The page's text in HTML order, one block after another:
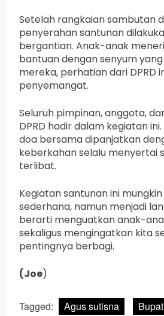
Setelah rangkaian sambutan
penyerahan santunan
bergantian. Anak-anak
bantuan dengan senyum yang
mereka, perhatian dari DPRD
penyemangat.
Seluruh pimpinan, anggota,
DPRD hadir dalam kegiatan
doa bersama dipanjatkan
keberkahan selalu menyertai
terlibat.
Kegiatan santunan ini
sederhana, namun menjadi
berarti menguatkan anak-
sekaligus mengingatkan kita
pentingnya berbagi.
(Joe)
Tagged: Agus sutisna